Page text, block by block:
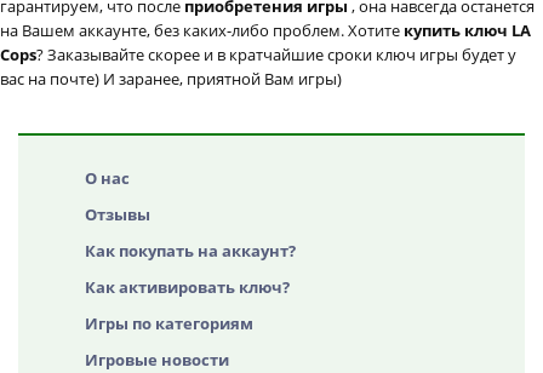
гарантируем, что после приобретения игры , она навсегда останется
на Вашем аккаунте, без каких-либо проблем. Хотите купить ключ LA
Cops? Заказывайте скорее и в кратчайшие сроки ключ игры будет у
вас на почте) И заранее, приятной Вам игры)
О нас
Отзывы
Как покупать на аккаунт?
Как активировать ключ?
Игры по категориям
Игровые новости